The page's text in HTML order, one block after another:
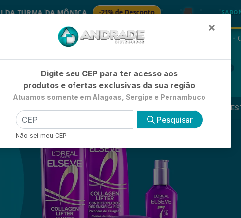
MÔNICA -21% de Desconto 🚚 SABONETES 🧴
Já é cliente? - Entrar Não é cliente? -
0
UTILIDADE
×
Digite seu CEP para ter acesso aos
produtos e ofertas exclusivas da sua região
Atuamos somente em Alagoas, Sergipe e Pernambuco
Pesquisar
Não sei meu CEP